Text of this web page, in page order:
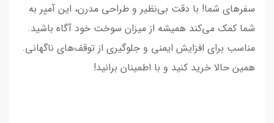
سفرهای شما! با دقت بی‌نظیر و طراحی مدرن، این آمپر به
شما کمک می‌کند همیشه از میزان سوخت خود آگاه باشید.
مناسب برای افزایش ایمنی و جلوگیری از توقف‌های ناگهانی.
همین حالا خرید کنید و با اطمینان برانید!